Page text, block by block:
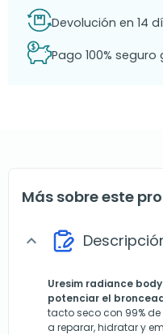
Devolución en 14
Pago 100%
Más sobre este
expand_more
Uresim radiance
potenciar el
tacto seco con 99%
a reparar, hidratar y